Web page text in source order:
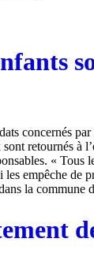
concernés par
retournés à
« Tous
empêche de
la commune